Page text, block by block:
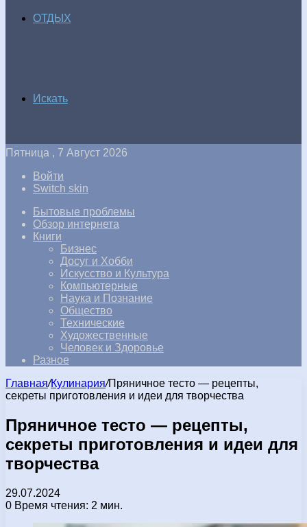
ОТДЫХ
Искать
Пятница , 7 Август 2026
Войти
Switch skin
Бытовые проблемы
Обзор интернета
Книги
Бизнес
Досуг и Хобби
Искусство и Культура
Компьютерные
Наука и Познание
Общество
Технические
Художественные
Человек и Здоровье
Разное
Главная/Кулинария/Пряничное тесто — рецепты,
секреты приготовления и идеи для творчества
Пряничное тесто — рецепты,
секреты приготовления и идеи для
творчества
29.07.2024
0 Время чтения: 2 мин.